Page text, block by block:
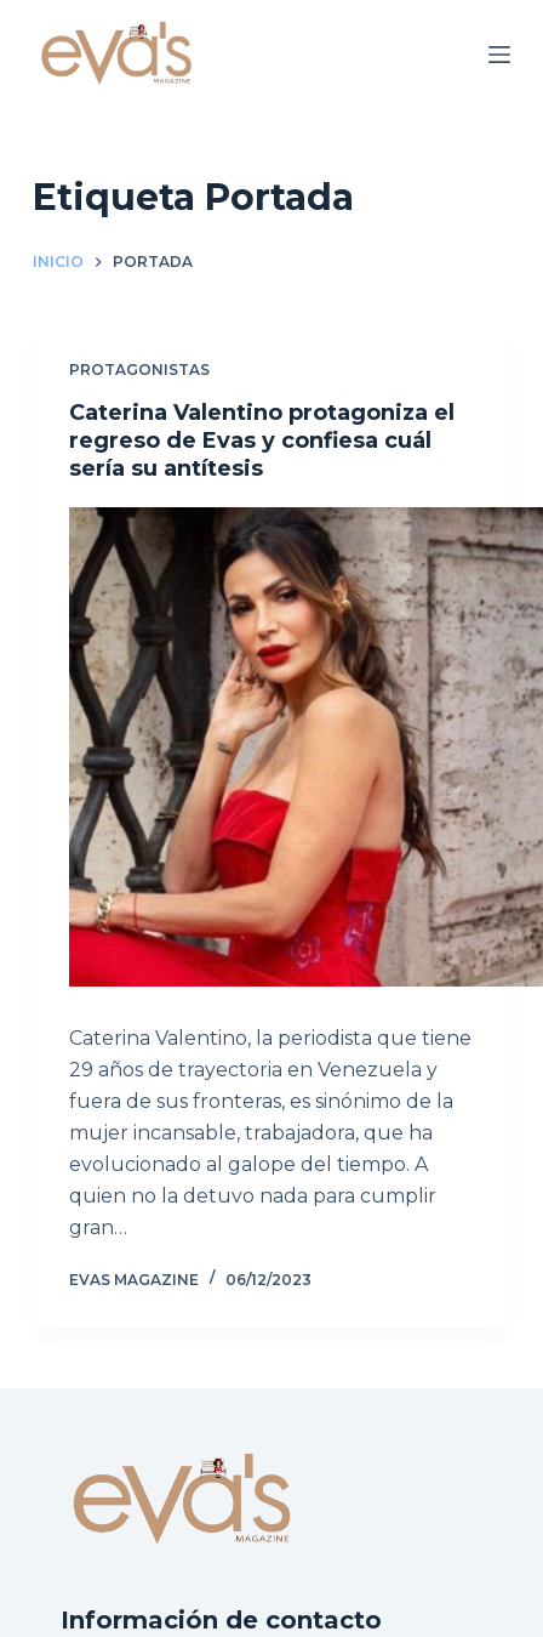
Etiqueta Portada
INICIO PORTADA
PROTAGONISTAS
Caterina Valentino protagoniza el
regreso de Evas y confiesa cuál
sería su antítesis
Caterina Valentino, la periodista que tiene
29 años de trayectoria en Venezuela y
fuera de sus fronteras, es sinónimo de la
mujer incansable, trabajadora, que ha
evolucionado al galope del tiempo. A
quien no la detuvo nada para cumplir
gran…
EVAS MAGAZINE 06/12/2023
Información de contacto